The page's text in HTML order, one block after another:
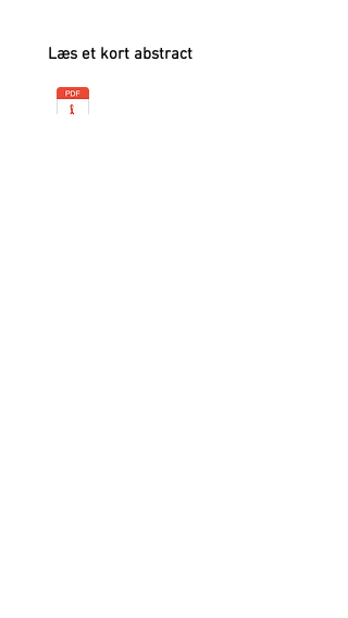
Læs et kort abstract